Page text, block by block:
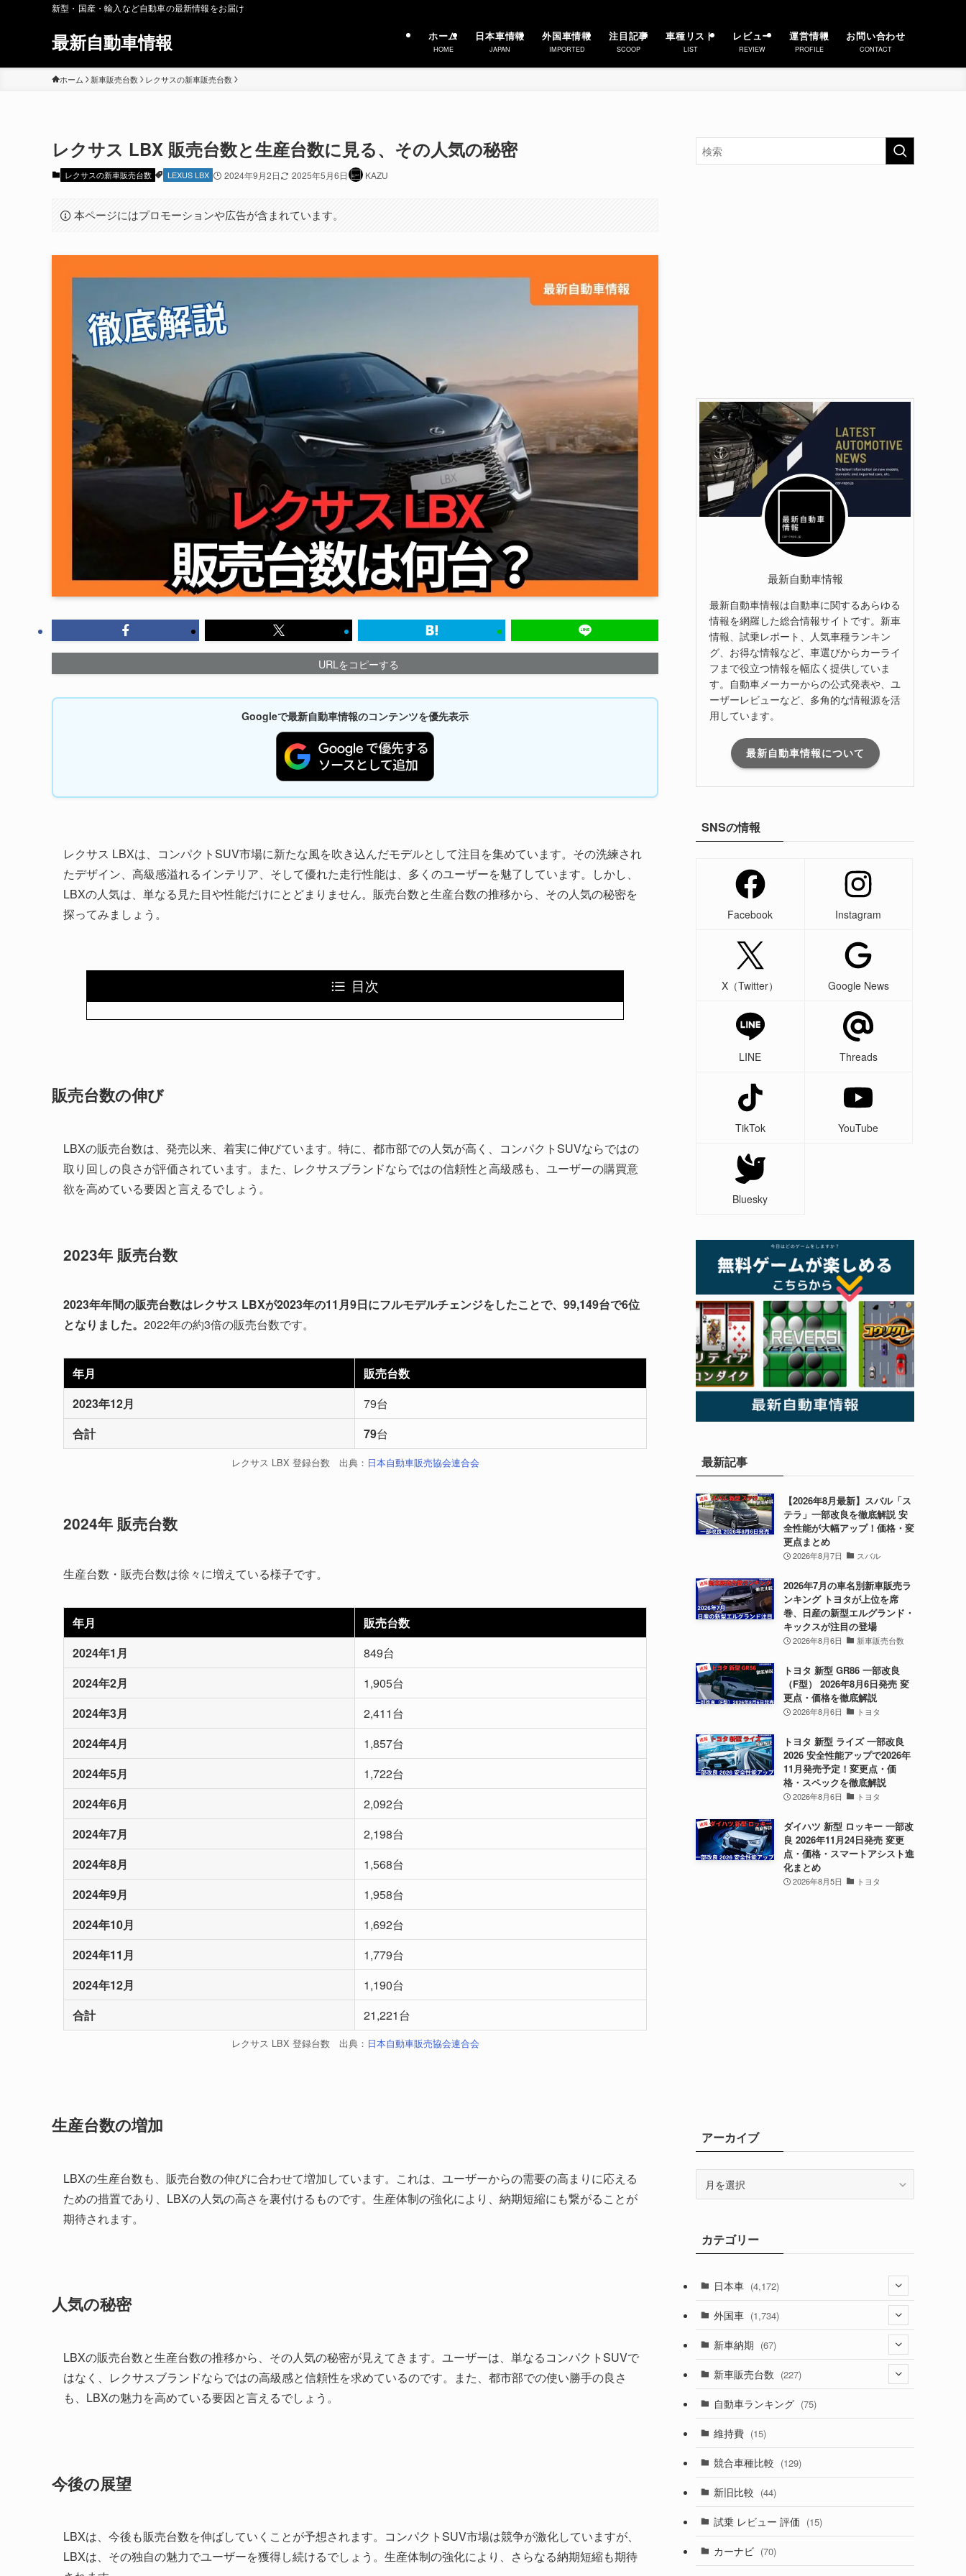
新型・国産・輸入など自動車の最新情報をお届け
最新自動車情報 ホーム
HOME
日本車情報
JAPAN
外国車情報
IMPORTED
注目記事
SCOOP
車種リスト
LIST
レビュー
REVIEW
運営情報
PROFILE
お問い合わせ
CONTACT
ホーム 新車販売台数 レクサスの新車販売台数
レクサス LBX 販売台数と生産台数に見る、その人気の秘密
レクサスの新車販売台数 LEXUS LBX 2024年9月2日 2025年5月6日 KAZU
本ページにはプロモーションや広告が含まれています。
URLをコピーする
Googleで最新自動車情報のコンテンツを優先表示
レクサス LBXは、コンパクトSUV市場に新たな風を吹き込んだモデルとして注目を集めています。その洗練され
たデザイン、高級感溢れるインテリア、そして優れた走行性能は、多くのユーザーを魅了しています。しかし、
LBXの人気は、単なる見た目や性能だけにとどまりません。販売台数と生産台数の推移から、その人気の秘密を
探ってみましょう。
目次
販売台数の伸び
LBXの販売台数は、発売以来、着実に伸びています。特に、都市部での人気が高く、コンパクトSUVならではの
取り回しの良さが評価されています。また、レクサスブランドならではの信頼性と高級感も、ユーザーの購買意
欲を高めている要因と言えるでしょう。
2023年 販売台数
2023年年間の販売台数はレクサス LBXが2023年の11月9日にフルモデルチェンジをしたことで、99,149台で6位
となりました。 2022年の約3倍の販売台数です。
年月
販売台数
2023年12月
79台
合計
79台
レクサス LBX 登録台数 出典： 日本自動車販売協会連合会
2024年 販売台数
生産台数・販売台数は徐々に増えている様子です。
年月
販売台数
2024年1月
849台
2024年2月
1,905台
2024年3月
2,411台
2024年4月
1,857台
2024年5月
1,722台
2024年6月
2,092台
2024年7月
2,198台
2024年8月
1,568台
2024年9月
1,958台
2024年10月
1,692台
2024年11月
1,779台
2024年12月
1,190台
合計
21,221台
レクサス LBX 登録台数 出典： 日本自動車販売協会連合会
生産台数の増加
LBXの生産台数も、販売台数の伸びに合わせて増加しています。これは、ユーザーからの需要の高まりに応える
ための措置であり、LBXの人気の高さを裏付けるものです。生産体制の強化により、納期短縮にも繋がることが
期待されます。
人気の秘密
LBXの販売台数と生産台数の推移から、その人気の秘密が見えてきます。ユーザーは、単なるコンパクトSUVで
はなく、レクサスブランドならではの高級感と信頼性を求めているのです。また、都市部での使い勝手の良さ
も、LBXの魅力を高めている要因と言えるでしょう。
今後の展望
LBXは、今後も販売台数を伸ばしていくことが予想されます。コンパクトSUV市場は競争が激化していますが、
LBXは、その独自の魅力でユーザーを獲得し続けるでしょう。生産体制の強化により、さらなる納期短縮も期待
最新自動車情報
最新自動車情報は自動車に関するあらゆる
情報を網羅した総合情報サイトです。新車
情報、試乗レポート、人気車種ランキン
グ、お得な情報など、車選びからカーライ
フまで役立つ情報を幅広く提供していま
す。自動車メーカーからの公式発表や、ユ
ーザーレビューなど、多角的な情報源を活
用しています。
最新自動車情報について
SNSの情報
Facebook Instagram
X（Twitter） Google News
LINE Threads
TikTok YouTube
Bluesky
最新記事
【2026年8月最新】スバル「ス
テラ」一部改良を徹底解説 安
全性能が大幅アップ！価格・変
更点まとめ
2026年8月7日 スバル
2026年7月の車名別新車販売ラ
ンキング トヨタが上位を席
巻、日産の新型エルグランド・
キックスが注目の登場
2026年8月6日 新車販売台数
トヨタ 新型 GR86 一部改良
（F型） 2026年8月6日発売 変
更点・価格を徹底解説
2026年8月6日 トヨタ
トヨタ 新型 ライズ 一部改良
2026 安全性能アップで2026年
11月発売予定！変更点・価
格・スペックを徹底解説
2026年8月6日 トヨタ
ダイハツ 新型 ロッキー 一部改
良 2026年11月24日発売 変更
点・価格・スマートアシスト進
化まとめ
2026年8月5日 トヨタ
アーカイブ
ブカテゴリー
日本車 (4,172)
(1,321)
(329)
(525)
(357)
(328)
(194)
(230)
(253)
外国車 (1,734)
(188)
(242)
(85)
(84)
(14)
(222)
(50)
(58)
新車納期 (67)
(28)
(8)
(3)
(3)
(5)
(1)
新車販売台数 (227)
(21)
(5)
(7)
(5)
自動車ランキング (75)
維持費 (15)
競合車種比較 (129)
新旧比較 (44)
試乗 レビュー 評価 (15)
カーナビ (70)